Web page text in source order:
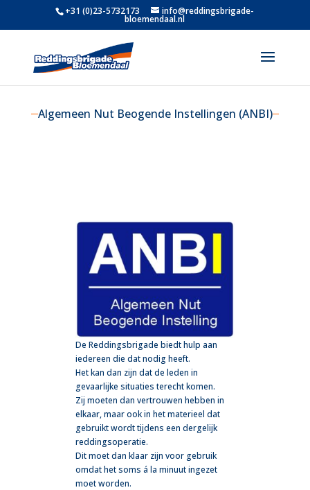
+31 (0)23-5732173 info@reddingsbrigade-
bloemendaal.nl
Algemeen Nut Beogende Instellingen (ANBI)
De Reddingsbrigade biedt hulp aan
iedereen die dat nodig heeft.
Het kan dan zijn dat de leden in
gevaarlijke situaties terecht komen.
Zij moeten dan vertrouwen hebben in
elkaar, maar ook in het materieel dat
gebruikt wordt tijdens een dergelijk
reddingsoperatie.
Dit moet dan klaar zijn voor gebruik
omdat het soms á la minuut ingezet
moet worden.